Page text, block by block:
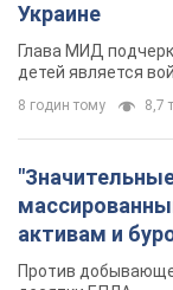
Украине
Глава МИД
детей является
8 годин тому 8,7
активам и
Против